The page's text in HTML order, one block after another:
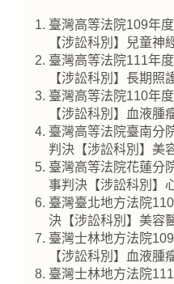
臺灣高等法院109年
【涉訟科別】兒童神
臺灣高等法院111年
【涉訟科別】長期照
臺灣高等法院110年
【涉訟科別】血液腫
臺灣高等法院臺南分
判決【涉訟科別】美
臺灣高等法院花蓮分
事判決【涉訟科別】
臺灣臺北地方法院
決【涉訟科別】美容
臺灣士林地方法院
【涉訟科別】血液腫
臺灣士林地方法院